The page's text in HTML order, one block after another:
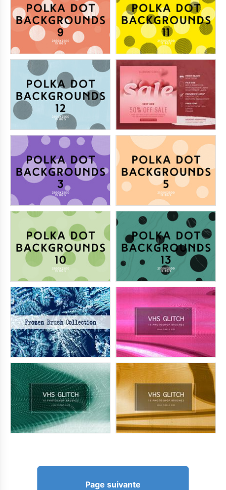
Page suivante